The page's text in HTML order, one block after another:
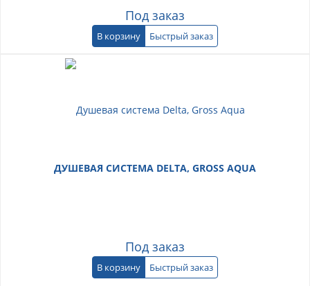
Под заказ
В корзину Быстрый заказ
ДУШЕВАЯ СИСТЕМА DELTA, GROSS AQUA
Под заказ
В корзину Быстрый заказ